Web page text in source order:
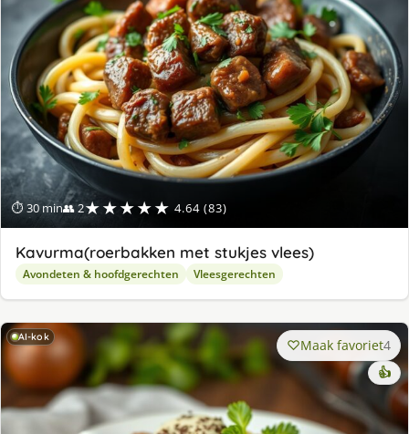
⏱ 30 min👥 2★★★★★ 4.64 (83)
Kavurma(roerbakken met stukjes vlees)
Avondeten & hoofdgerechten Vleesgerechten
AI-kok Maak favoriet4
👍